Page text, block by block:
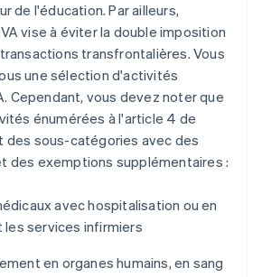
de l'éducation. Par ailleurs,
vise à éviter la double imposition
transfrontalières. Vous
une sélection d'activités
Cependant, vous devez noter que
énumérées à l'article 4 de
des sous-catégories avec des
des exemptions supplémentaires :
avec hospitalisation ou en
services infirmiers
en organes humains, en sang